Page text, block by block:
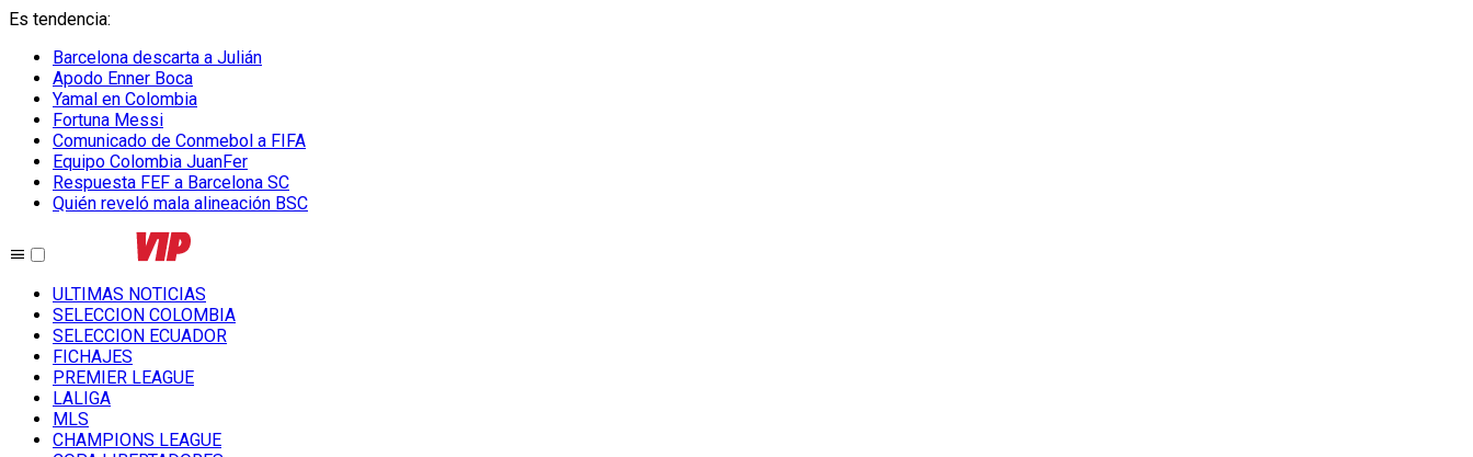
Es tendencia:
Barcelona descarta a Julián
Apodo Enner Boca
Yamal en Colombia
Fortuna Messi
Comunicado de Conmebol a FIFA
Equipo Colombia JuanFer
Respuesta FEF a Barcelona SC
Quién reveló mala alineación BSC
ULTIMAS NOTICIAS
SELECCION COLOMBIA
SELECCION ECUADOR
FICHAJES
PREMIER LEAGUE
LALIGA
MLS
CHAMPIONS LEAGUE